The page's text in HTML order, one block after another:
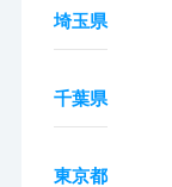
埼玉県
千葉県
東京都